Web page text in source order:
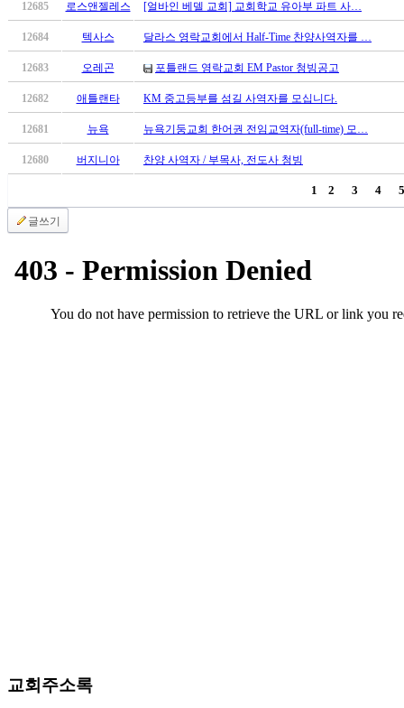
12685 로스앤젤레스 [얼바인 베델 교회] 교회학교 유아부 파트 사…
12684 텍사스 달라스 영락교회에서 Half-Time 찬양사역자를 …
12683 오레곤 포틀랜드 영락교회 EM Pastor 청빙공고
12682 애틀랜타 KM 중고등부를 섬길 사역자를 모십니다.
12681 뉴욕 뉴욕기둥교회 한어권 전임교역자(full-time) 모…
12680 버지니아 찬양 사역자 / 부목사, 전도사 청빙
1 2 3 4 5
글쓰기
교회주소록